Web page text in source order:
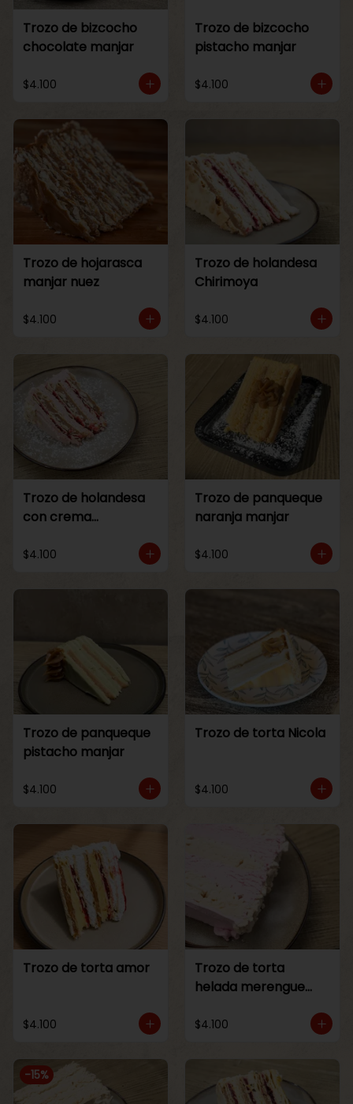
Trozo de bizcocho
chocolate manjar
$4.100
Trozo de bizcocho
pistacho manjar
$4.100
Trozo de hojarasca
manjar nuez
$4.100
Trozo de holandesa
Chirimoya
$4.100
Trozo de holandesa
con crema
$4.100
Trozo de panqueque
naranja manjar
$4.100
Trozo de panqueque
pistacho manjar
$4.100
Trozo de torta Nicola
$4.100
Trozo de torta amor
$4.100
Trozo de torta
helada merengue
$4.100
-15%